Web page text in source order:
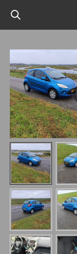
Ga
de
hoofdinhoud